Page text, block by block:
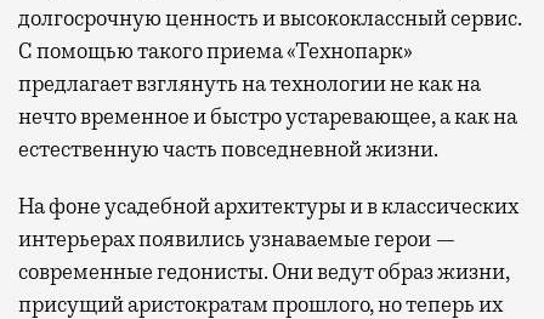
долгосрочную ценность и высококлассный сервис.
С помощью такого приема «Технопарк»
предлагает взглянуть на технологии не как на
нечто временное и быстро устаревающее, а как на
естественную часть повседневной жизни.
На фоне усадебной архитектуры и в классических
интерьерах появились узнаваемые герои —
современные гедонисты. Они ведут образ жизни,
присущий аристократам прошлого, но теперь их